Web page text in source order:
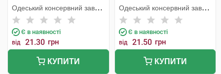
Одеський консервний завод
дитячого харчування
Є в наявності
від 21.30 грн
КУПИТИ
Одеський консервний завод
дитячого харчування
Є в наявності
від 21.50 грн
КУПИТИ